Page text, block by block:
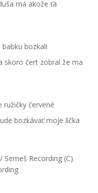
má akože ťa
babku bozkali
skoro čert zobral že ma
ružičky červené
bozkávať moje líčka
Semeš Recording (C)